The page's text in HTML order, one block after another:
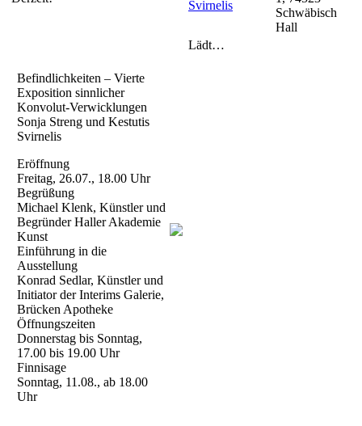
Svirnelis
Schwäbisch
Hall
Lädt…
Befindlichkeiten – Vierte
Exposition sinnlicher
Konvolut-Verwicklungen
Sonja Streng und Kestutis
Svirnelis
Eröffnung
Freitag, 26.07., 18.00 Uhr
Begrüßung
Michael Klenk, Künstler und
Begründer Haller Akademie
Kunst
Einführung in die
Ausstellung
Konrad Sedlar, Künstler und
Initiator der Interims Galerie,
Brücken Apotheke
Öffnungszeiten
Donnerstag bis Sonntag,
17.00 bis 19.00 Uhr
Finnisage
Sonntag, 11.08., ab 18.00
Uhr